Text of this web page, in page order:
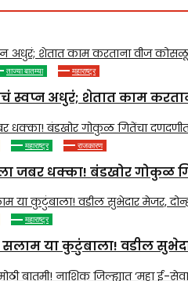
ताज्या बातम्या महाराष्ट्र
स्वप्न अधुरं; शेतात काम
महाराष्ट्र राजकारण
जबर धक्का! बंडखोर गोकुळ
महाराष्ट्र
या कुटुंबाला! वडील